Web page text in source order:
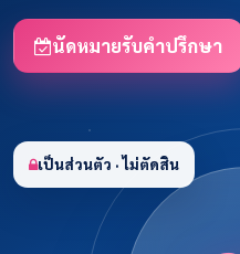
นัดหมายรับคำปรึกษา
เป็นส่วนตัว · ไม่ตัดสิน